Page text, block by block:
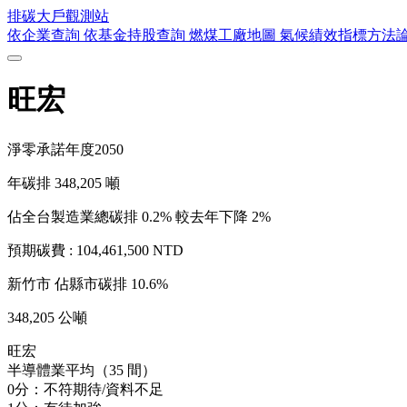
排碳大戶觀測站
依企業查詢 依基金持股查詢 燃煤工廠地圖 氣候績效指標方法
旺宏
淨零承諾年度2050
年碳排 348,205 噸
佔全台製造業總碳排 0.2% 較去年下降 2%
預期碳費 : 104,461,500 NTD
新竹市 佔縣市碳排 10.6%
348,205 公噸
旺宏
半導體業平均（35 間）
0分：不符期待/資料不足